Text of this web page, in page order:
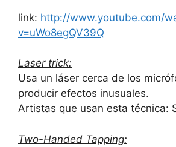
link: http://www.youtube.com/
v=uWo8egQV39Q
Laser trick:
Usa un láser cerca de los
producir efectos inusuales.
Artistas que usan esta técnica:
Two-Handed Tapping: